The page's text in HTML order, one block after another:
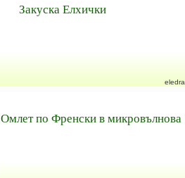
Закуска Елхички
eledra
Омлет по Френски в микровълнова